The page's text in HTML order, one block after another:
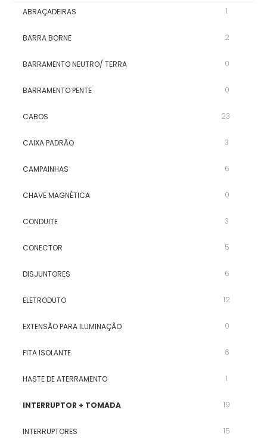
ABRAÇADEIRAS 1
BARRA BORNE 2
BARRAMENTO NEUTRO/ TERRA 0
BARRAMENTO PENTE 0
CABOS 23
CAIXA PADRÃO 3
CAMPAINHAS 6
CHAVE MAGNÉTICA 0
CONDUITE 3
CONECTOR 5
DISJUNTORES 6
ELETRODUTO 12
EXTENSÃO PARA ILUMINAÇÃO 0
FITA ISOLANTE 6
HASTE DE ATERRAMENTO 1
INTERRUPTOR + TOMADA 19
INTERRUPTORES 15